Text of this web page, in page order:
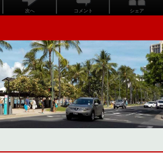
次へ コメント シェア